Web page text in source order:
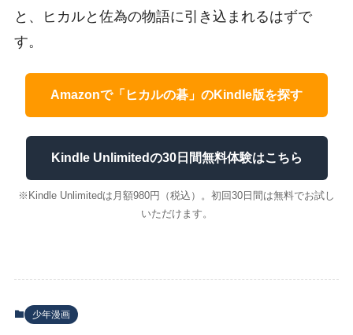
と、ヒカルと佐為の物語に引き込まれるはずで
す。
Amazonで「ヒカルの碁」のKindle版を探す
Kindle Unlimitedの30日間無料体験はこちら
※Kindle Unlimitedは月額980円（税込）。初回30日間は無料でお試し
いただけます。
少年漫画